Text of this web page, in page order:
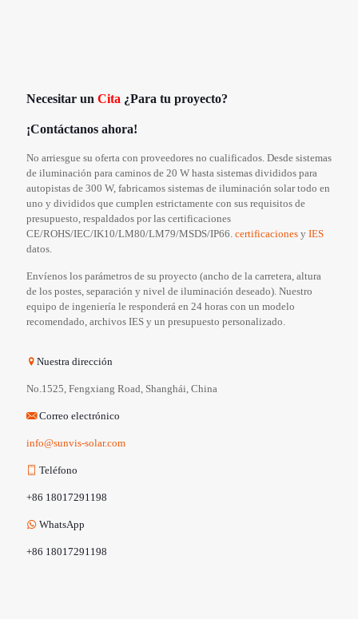
Necesitar un Cita ¿Para tu proyecto?
¡Contáctanos ahora!
No arriesgue su oferta con proveedores no cualificados. Desde sistemas
de iluminación para caminos de 20 W hasta sistemas divididos para
autopistas de 300 W, fabricamos sistemas de iluminación solar todo en
uno y divididos que cumplen estrictamente con sus requisitos de
presupuesto, respaldados por las certificaciones
CE/ROHS/IEC/IK10/LM80/LM79/MSDS/IP66. certificaciones y IES
datos.
Envíenos los parámetros de su proyecto (ancho de la carretera, altura
de los postes, separación y nivel de iluminación deseado). Nuestro
equipo de ingeniería le responderá en 24 horas con un modelo
recomendado, archivos IES y un presupuesto personalizado.
Nuestra dirección
No.1525, Fengxiang Road, Shanghái, China
Correo electrónico
info@sunvis-solar.com
Teléfono
+86 18017291198
WhatsApp
+86 18017291198